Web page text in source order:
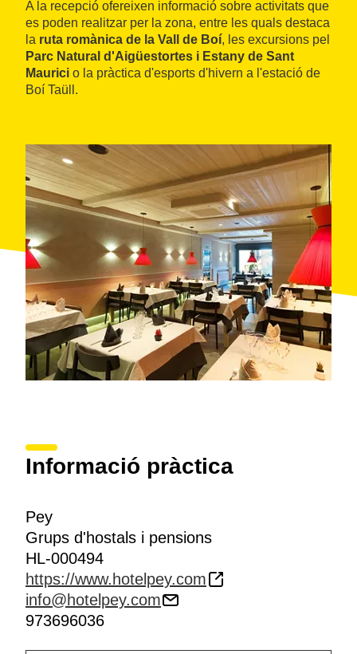
A la recepció ofereixen informació sobre activitats que
es poden realitzar per la zona, entre les quals destaca
la ruta romànica de la Vall de Boí, les excursions pel
Parc Natural d'Aigüestortes i Estany de Sant
Maurici o la pràctica d'esports d'hivern a l'estació de
Boí Taüll.
Informació pràctica
Pey
Grups d'hostals i pensions
HL-000494
https://www.hotelpey.com
info@hotelpey.com
973696036